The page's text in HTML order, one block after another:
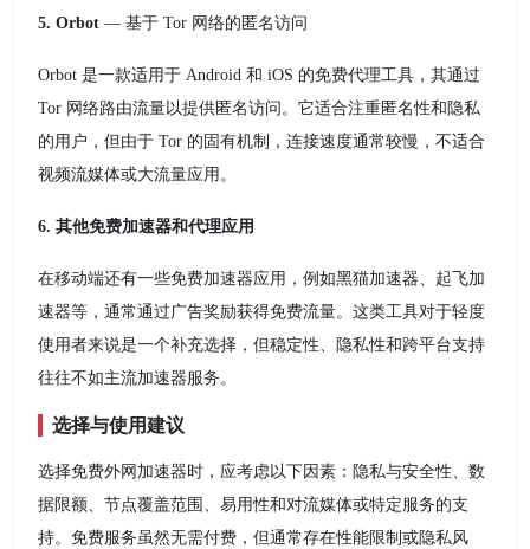
5. Orbot — 基于 Tor 网络的匿名访问
Orbot 是一款适用于 Android 和 iOS 的免费代理工具，其通过
Tor 网络路由流量以提供匿名访问。它适合注重匿名性和隐私
的用户，但由于 Tor 的固有机制，连接速度通常较慢，不适合
视频流媒体或大流量应用。
6. 其他免费加速器和代理应用
在移动端还有一些免费加速器应用，例如黑猫加速器、起飞加
速器等，通常通过广告奖励获得免费流量。这类工具对于轻度
使用者来说是一个补充选择，但稳定性、隐私性和跨平台支持
往往不如主流加速器服务。
选择与使用建议
选择免费外网加速器时，应考虑以下因素：隐私与安全性、数
据限额、节点覆盖范围、易用性和对流媒体或特定服务的支
持。免费服务虽然无需付费，但通常存在性能限制或隐私风